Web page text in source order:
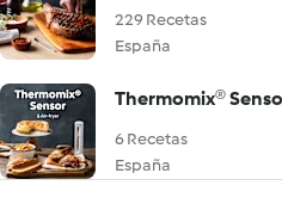
229 Recetas
España
Thermomix®
6 Recetas
España